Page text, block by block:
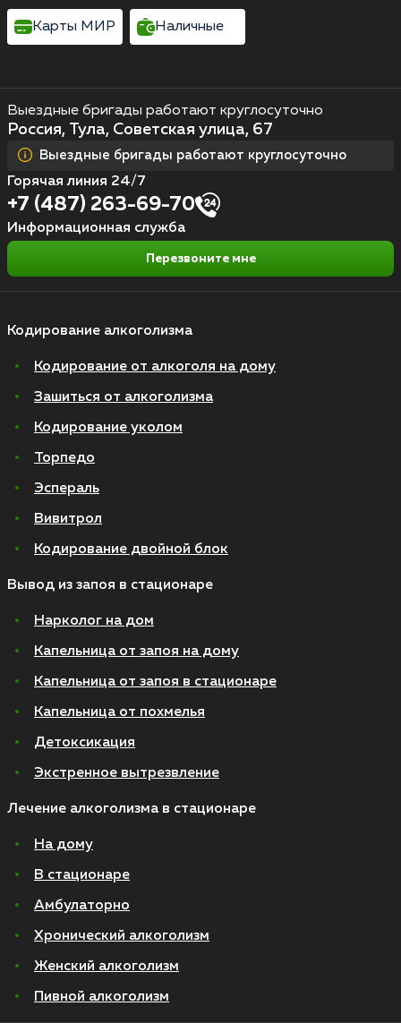
Кодирование алкоголизма
Кодирование от алкоголя на дому
Зашиться от алкоголизма
Кодирование уколом
Торпедо
Эспераль
Вивитрол
Кодирование двойной блок
Вывод из запоя в стационаре
Нарколог на дом
Капельница от запоя на дому
Капельница от запоя в стационаре
Капельница от похмелья
Детоксикация
Экстренное вытрезвление
Лечение алкоголизма в стационаре
На дому
В стационаре
Амбулаторно
Хронический алкоголизм
Женский алкоголизм
Пивной алкоголизм
Выездные бригады работают круглосуточно
Россия, Тула, Советская улица, 67
Выездные бригады работают круглосуточно
Горячая линия 24/7
+7 (487) 263-69-70
Информационная служба
Перезвоните мне
Карты МИР Наличные